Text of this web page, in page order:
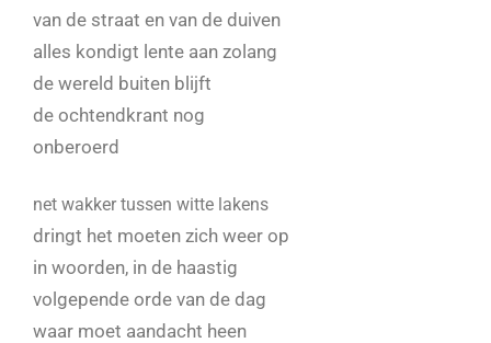
van de straat en van de duiven
alles kondigt lente aan zolang
de wereld buiten blijft
de ochtendkrant nog
onberoerd
net wakker tussen witte lakens
dringt het moeten zich weer op
in woorden, in de haastig
volgepende orde van de dag
waar moet aandacht heen